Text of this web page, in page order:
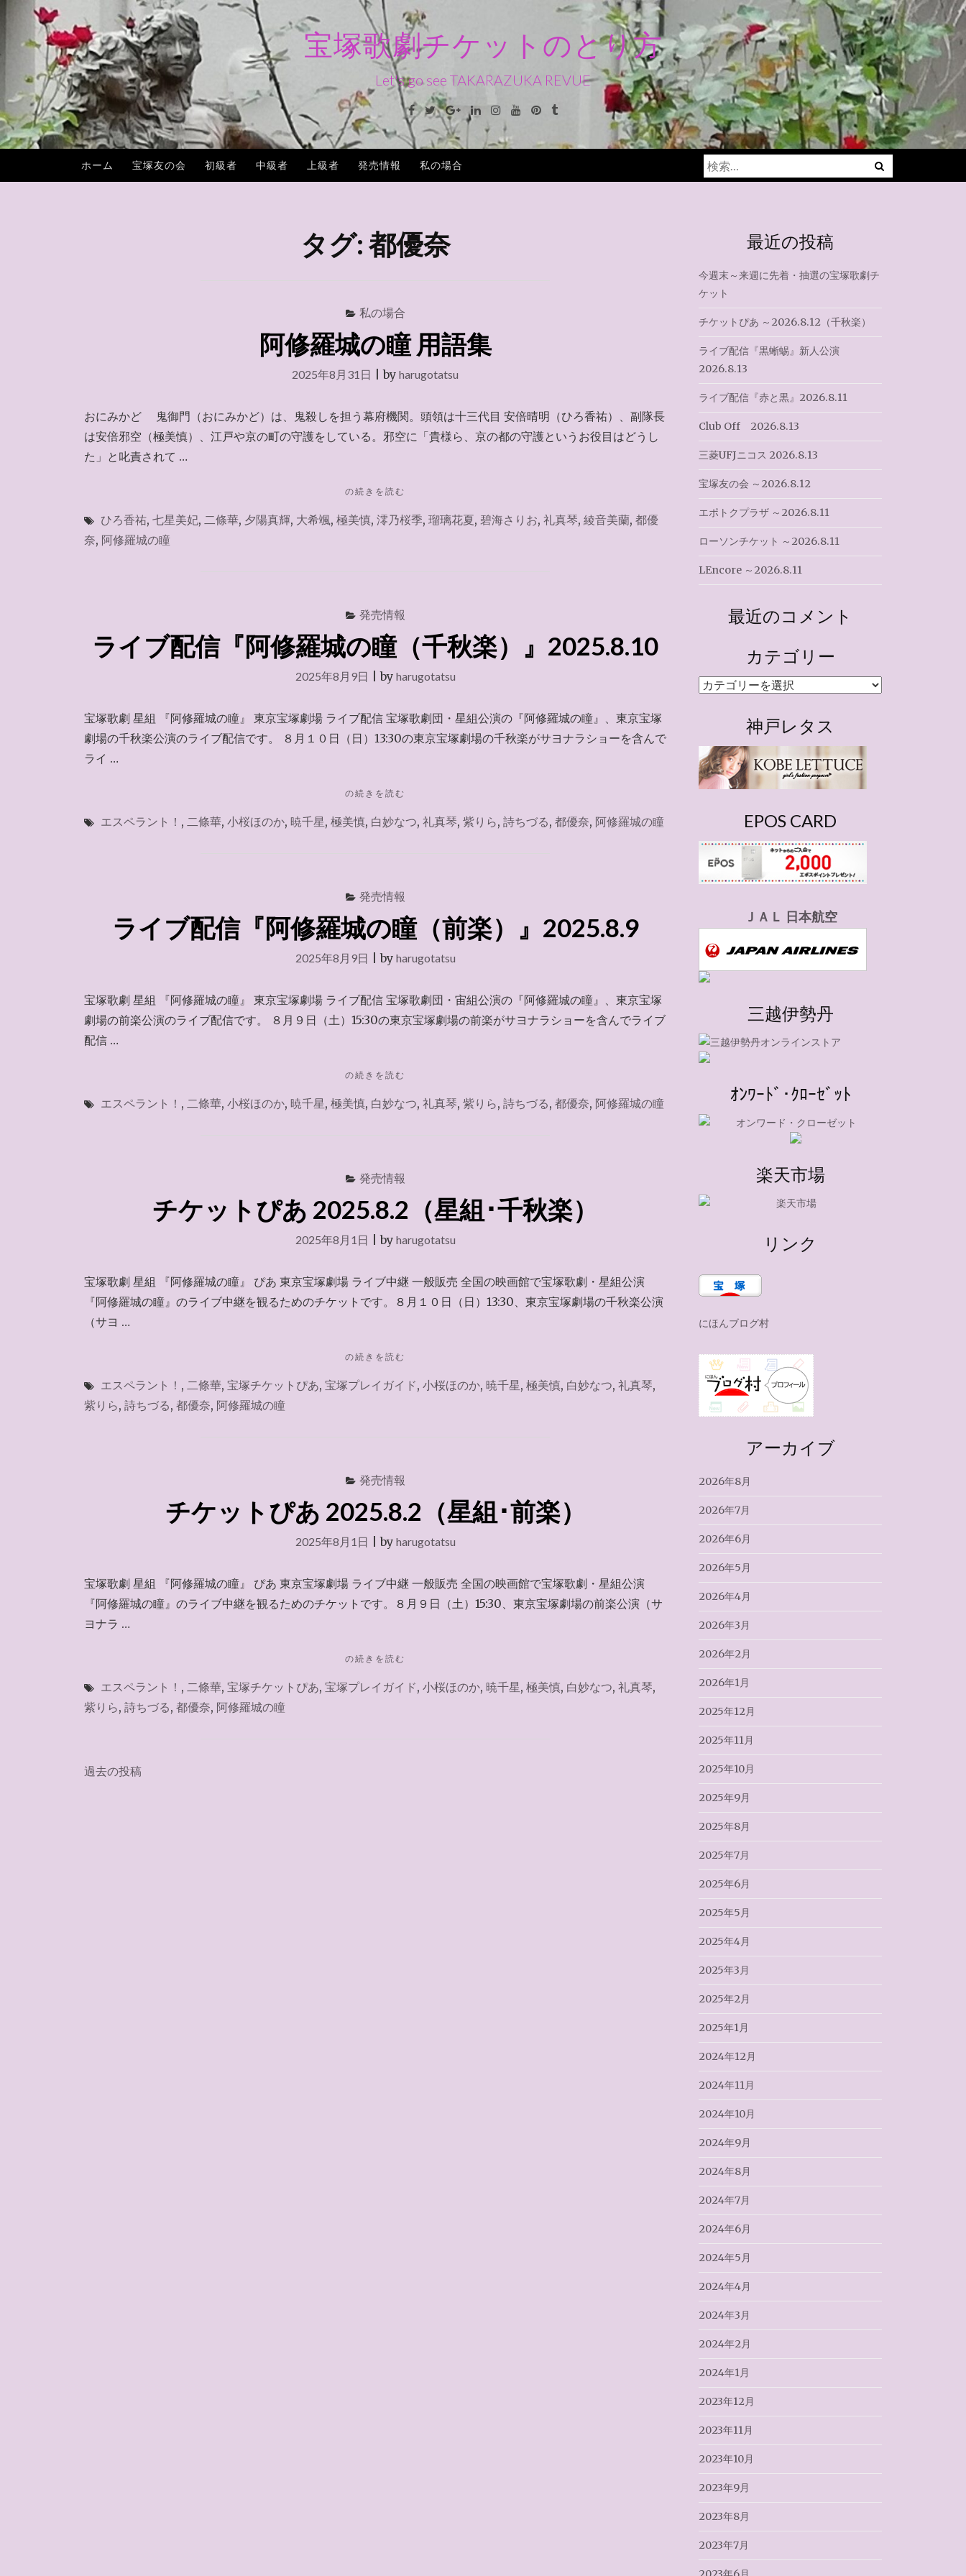
へ
ス
キ
宝塚歌劇チケットのとり方
Let's go see TAKARAZUKA REVUE
Facebook
TwitterGoogle+LinkedinInstagramYoutubePinterest
Tumblr
ホーム 宝塚友の会 初級者 中級者 上級者 発売情報 私の場合
検
索:
タグ:都優奈
私の場合
阿修羅城の瞳 用語集
2025年8月31日 |by harugotatsu
おにみかど 鬼御門（おにみかど）は、鬼殺しを担う幕府機関。頭領は十三代目 安倍晴明（ひろ香祐）、副隊長
は安倍邪空（極美慎）、江戸や京の町の守護をしている。邪空に「貴様ら、京の都の守護というお役目はどうし
た」と叱責されて …
"阿
羅
集"
の続きを読む
ひろ香祐, 七星美妃, 二條華, 夕陽真輝, 大希颯, 極美慎, 澪乃桜季, 瑠璃花夏, 碧海さりお, 礼真琴, 綾音美蘭, 都優
奈, 阿修羅城の瞳
発売情報
ライブ配信『阿修羅城の瞳（千秋楽）』2025.8.10
2025年8月9日 |by harugotatsu
宝塚歌劇 星組 『阿修羅城の瞳』 東京宝塚劇場 ライブ配信 宝塚歌劇団・星組公演の『阿修羅城の瞳』、東京宝塚
劇場の千秋楽公演のライブ配信です。 ８月１０日（日）13:30の東京宝塚劇場の千秋楽がサヨナラショーを含んで
ライ …
"ラ
ブ
羅
城
の
（千
2025.8.10"
の続きを読む
エスペラント！ , 二條華, 小桜ほのか, 暁千星, 極美慎, 白妙なつ, 礼真琴, 紫りら, 詩ちづる, 都優奈, 阿修羅城の瞳
発売情報
ライブ配信『阿修羅城の瞳（前楽）』2025.8.9
2025年8月9日 |by harugotatsu
宝塚歌劇 星組 『阿修羅城の瞳』 東京宝塚劇場 ライブ配信 宝塚歌劇団・宙組公演の『阿修羅城の瞳』、東京宝塚
劇場の前楽公演のライブ配信です。 ８月９日（土）15:30の東京宝塚劇場の前楽がサヨナラショーを含んでライブ
配信 …
"ラ
ブ
羅
の
（前
の続きを読む
エスペラント！ , 二條華, 小桜ほのか, 暁千星, 極美慎, 白妙なつ, 礼真琴, 紫りら, 詩ちづる, 都優奈, 阿修羅城の瞳
発売情報
チケットぴあ 2025.8.2（星組･千秋楽）
2025年8月1日 |by harugotatsu
宝塚歌劇 星組 『阿修羅城の瞳』 ぴあ 東京宝塚劇場 ライブ中継 一般販売 全国の映画館で宝塚歌劇・星組公演
『阿修羅城の瞳』のライブ中継を観るためのチケットです。８月１０日（日）13:30、東京宝塚劇場の千秋楽公演
（サヨ …
"チ
ッ
千
楽）"
の続きを読む
エスペラント！ , 二條華, 宝塚チケットぴあ, 宝塚プレイガイド, 小桜ほのか, 暁千星, 極美慎, 白妙なつ, 礼真琴,
紫りら, 詩ちづる, 都優奈, 阿修羅城の瞳
発売情報
チケットぴあ 2025.8.2（星組･前楽）
2025年8月1日 |by harugotatsu
宝塚歌劇 星組 『阿修羅城の瞳』 ぴあ 東京宝塚劇場 ライブ中継 一般販売 全国の映画館で宝塚歌劇・星組公演
『阿修羅城の瞳』のライブ中継を観るためのチケットです。８月９日（土）15:30、東京宝塚劇場の前楽公演（サ
ヨナラ …
"チ
ッ
の続きを読む
エスペラント！ , 二條華, 宝塚チケットぴあ, 宝塚プレイガイド, 小桜ほのか, 暁千星, 極美慎, 白妙なつ, 礼真琴,
紫りら, 詩ちづる, 都優奈, 阿修羅城の瞳
投
過去の投稿
最近の投稿
今週末～来週に先着・抽選の宝塚歌劇チ
ケット
チケットぴあ ～2026.8.12（千秋楽）
ライブ配信『黒蜥蜴』新人公演
2026.8.13
ライブ配信『赤と黒』2026.8.11
Club Off 2026.8.13
三菱UFJニコス 2026.8.13
宝塚友の会 ～2026.8.12
エポトクプラザ ～2026.8.11
ローソンチケット ～2026.8.11
LEncore ～2026.8.11
最近のコメント
カテゴリー
カ
ー
神戸レタス
EPOS CARD
ＪＡＬ 日本航空
三越伊勢丹
ｵﾝﾜｰﾄﾞ･ｸﾛｰｾﾞｯﾄ
楽天市場
リンク
にほんブログ村
アーカイブ
2026年8月
2026年7月
2026年6月
2026年5月
2026年4月
2026年3月
2026年2月
2026年1月
2025年12月
2025年11月
2025年10月
2025年9月
2025年8月
2025年7月
2025年6月
2025年5月
2025年4月
2025年3月
2025年2月
2025年1月
2024年12月
2024年11月
2024年10月
2024年9月
2024年8月
2024年7月
2024年6月
2024年5月
2024年4月
2024年3月
2024年2月
2024年1月
2023年12月
2023年11月
2023年10月
2023年9月
2023年8月
2023年7月